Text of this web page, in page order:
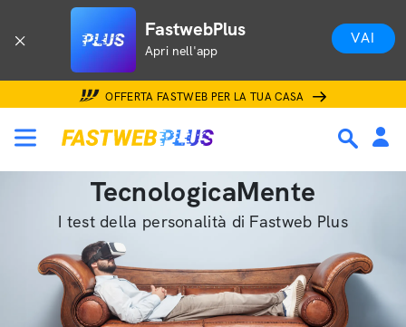
FastwebPlus
Apri nell'app
VAI
OFFERTA FASTWEB PER LA TUA CASA
TecnologicaMente
I test della personalità di Fastweb Plus